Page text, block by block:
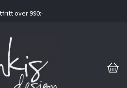
över 990:-